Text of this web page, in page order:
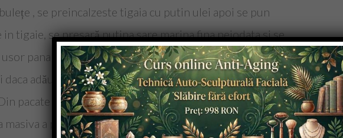
, se preincalzeste tigaia cu putin ulei apoi se pun
tigaie, se presară putina sare marina fina neiodata si se
pana se rumenesc putin.Se poate găti si ca tocănița de
daca adăugați cubulețe de ardei gras, putina ceapa si
pacate asa cum puteti vedea si in fotografia realizata ,
masiva a pădurilor va face ca in câțiva ani sa nu mai găsim nici